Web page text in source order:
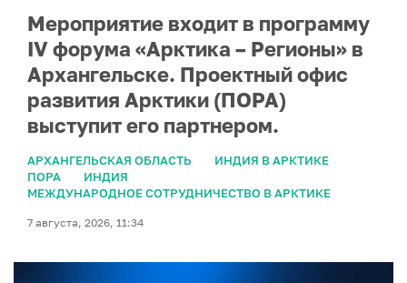
Мероприятие входит в программу
IV форума «Арктика – Регионы» в
Архангельске. Проектный офис
развития Арктики (ПОРА)
выступит его партнером.
АРХАНГЕЛЬСКАЯ ОБЛАСТЬ
ИНДИЯ В АРКТИКЕ
ПОРА
ИНДИЯ
МЕЖДУНАРОДНОЕ СОТРУДНИЧЕСТВО В АРКТИКЕ
7 августа, 2026, 11:34